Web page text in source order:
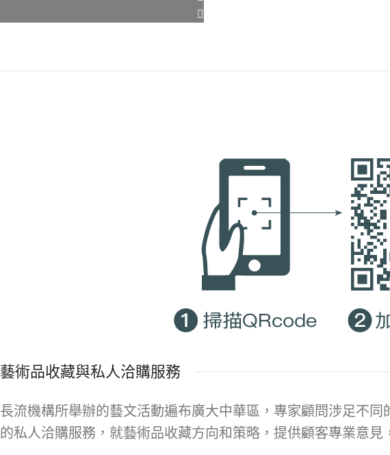
藝術品收藏與私人洽購服務
長流機構所舉辦的藝文活動遍布廣大中華區，專家顧問涉足不
的私人洽購服務，就藝術品收藏方向和策略，提供顧客專業意見